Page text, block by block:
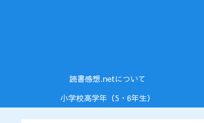
読書感想.netについて
小学校高学年（5・6年生）